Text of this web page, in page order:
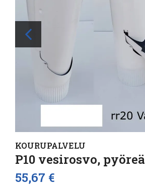
KOURUPALVELU
P10 vesirosvo, pyöreä
55,67 €